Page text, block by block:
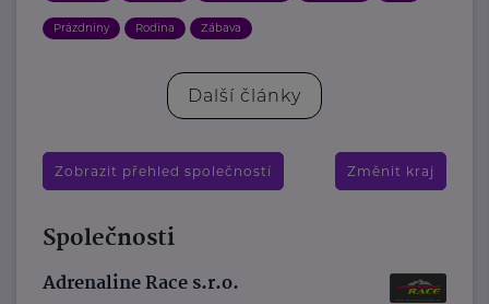
Prázdniny Rodina Zábava
Další články
Zobrazit přehled společností Změnit kraj
Společnosti
Adrenaline Race s.r.o.